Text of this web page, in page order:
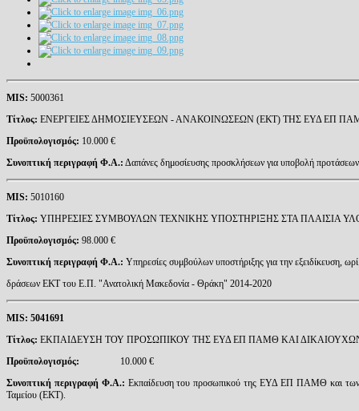
MIS: 5000361
Τίτλος: ΕΝΕΡΓΕΙΕΣ ΔΗΜΟΣΙΕΥΣΕΩΝ - ΑΝΑΚΟΙΝΩΣΕΩΝ (ΕΚΤ) ΤΗΣ ΕΥΔ ΕΠ
Προϋπολογισμός: 10.000 €
Συνοπτική περιγραφή Φ.Α.: Δαπάνες δημοσίευσης προσκλήσεων για υποβολή
MIS: 5010160
Τίτλος: ΥΠΗΡΕΣΙΕΣ ΣΥΜΒΟΥΛΩΝ ΤΕΧΝΙΚΗΣ ΥΠΟΣΤΗΡΙΞΗΣ ΣΤΑ ΠΛΑΙΣΙΑ
Προϋπολογισμός: 98.000 €
Συνοπτική περιγραφή Φ.Α.: Υπηρεσίες συμβούλων υποστήριξης για την εξειδίκευση,
δράσεων ΕΚΤ του Ε.Π. "Ανατολική Μακεδονία - Θράκη" 2014-2020
MIS: 5041691
Τίτλος: ΕΚΠΑΙΔΕΥΣΗ ΤΟΥ ΠΡΟΣΩΠΙΚΟΥ ΤΗΣ ΕΥΔ ΕΠ ΠΑΜΘ ΚΑΙ
Προϋπολογισμός: 10.000 €
Συνοπτική περιγραφή Φ.Α.: Εκπαίδευση του προσωπικού της ΕΥΔ ΕΠ ΠΑΜΘ και των
Ταμείου (ΕΚΤ).